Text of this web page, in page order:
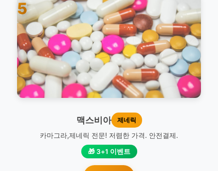
5
맥스비아 제네릭
카마그라,제네릭 전문! 저렴한 가격. 안전결제.
🎁 3+1 이벤트